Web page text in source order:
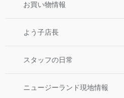
お買い物情報
よう子店長
スタッフの日常
ニュージーランド現地情報